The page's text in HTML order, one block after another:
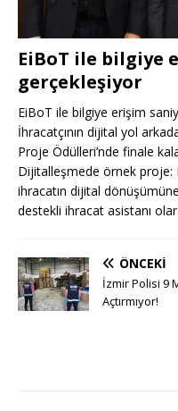
EiBoT ile bilgiye
gerçekleşiyor
EiBoT ile bilgiye erişim
İhracatçının dijital yol
Proje Ödülleri’nde finale
Dijitalleşmede örnek proje:
ihracatın dijital
destekli ihracat asistanı
ÖNCEKI
İzmir Polisi 9
Açtırmıyor!